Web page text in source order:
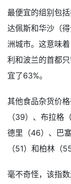
最便宜的组别包
达佩斯和华沙（
洲城市。这意味
利和波兰的首都
宜了63%。
其他食品杂货价
（39）、布拉格
德里（46）、巴
（51）和柏林（
毫不奇怪，该指